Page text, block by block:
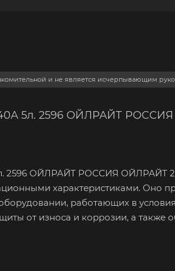
и не является исчерпывающим
5л. 2596 ОЙЛРАЙТ
2596 ОЙЛРАЙТ РОССИЯ ОЙЛРАЙТ
характеристиками. Оно
работающих в
от износа и коррозии, а также